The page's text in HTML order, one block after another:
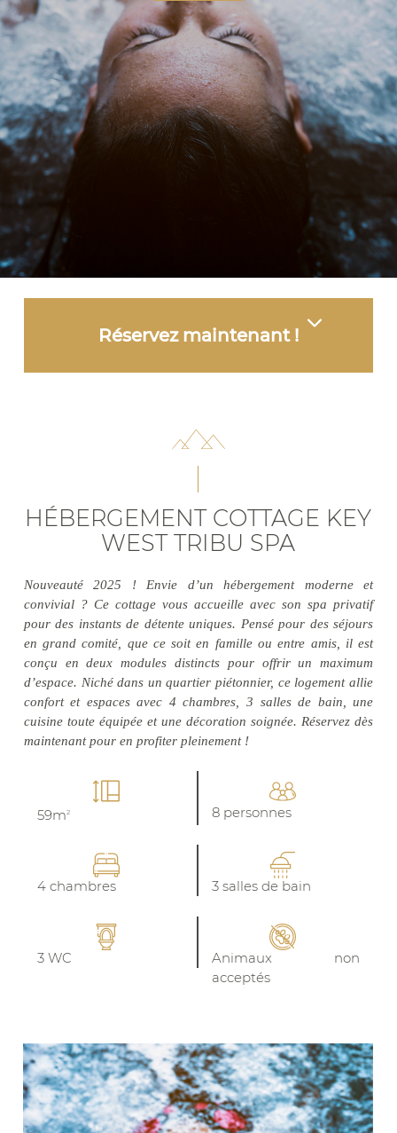
Réservez maintenant !
HÉBERGEMENT COTTAGE KEY
WEST TRIBU SPA
Nouveauté 2025 ! Envie d’un hébergement moderne et
convivial ? Ce cottage vous accueille avec son spa privatif
pour des instants de détente uniques. Pensé pour des séjours
en grand comité, que ce soit en famille ou entre amis, il est
conçu en deux modules distincts pour offrir un maximum
d’espace. Niché dans un quartier piétonnier, ce logement allie
confort et espaces avec 4 chambres, 3 salles de bain, une
cuisine toute équipée et une décoration soignée. Réservez dès
maintenant pour en profiter pleinement !
59m2 8 personnes
4 chambres 3 salles de bain
3 WC
Animaux non
acceptés